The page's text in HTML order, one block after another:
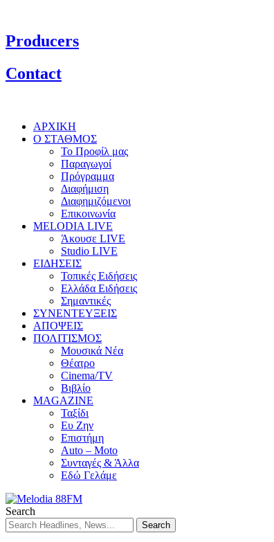
Producers
Contact
ΑΡΧΙΚΗ
Ο ΣΤΑΘΜΟΣ
Το Προφίλ μας
Παραγωγοί
Πρόγραμμα
Διαφήμιση
Διαφημιζόμενοι
Επικοινωνία
MELODIA LIVE
Άκουσε LIVE
Studio LIVE
ΕΙΔΗΣΕΙΣ
Τοπικές Ειδήσεις
Ελλάδα Ειδήσεις
Σημαντικές
ΣΥΝΕΝΤΕΥΞΕΙΣ
ΑΠΟΨΕΙΣ
ΠΟΛΙΤΙΣΜΟΣ
Μουσικά Νέα
Θέατρο
Cinema/TV
Βιβλίο
MAGAZINE
Ταξίδι
Ευ Ζην
Επιστήμη
Auto – Moto
Συνταγές & Άλλα
Εδώ Γελάμε
Search